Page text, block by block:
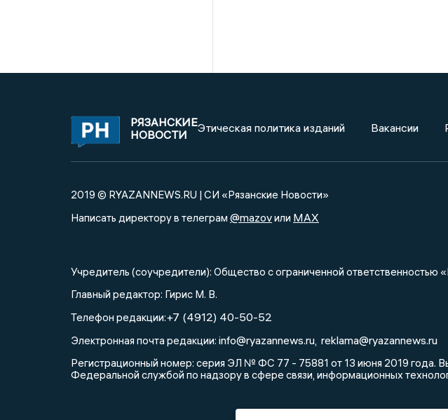
РЯЗАНСКИЕ
НОВОСТИ
Этическая политика изданий Вакансии
2019 © RYAZANNEWS.RU | СИ «Рязанские Новости»
Написать директору в телеграм @mazovили MAX
Учредитель (соучредители): Общество с ограниченной
Главный редактор: Гирис М. В.
Телефон редакции:+7 (4912) 40-50-52
Электронная почта редакции: info@ryazannews.ru reklama@ryazannews.ru
Регистрационный номер: серия ЭЛ № ФС 77 - 75881 от 13 июня 2019 года.
Федеральной службой по надзору в сфере связи, информационных